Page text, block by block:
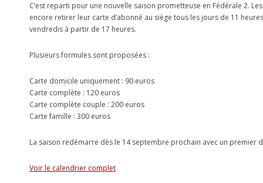
C’est reparti pour une nouvelle saison prometteuse en Fédérale 2.
encore retirer leur carte d’abonné au siège tous les jours de 11
vendredis à partir de 17 heures.
Plusieurs formules sont proposées :
Carte domicile uniquement : 90 euros
Carte complète : 120 euros
Carte complète couple : 200 euros
Carte famille : 300 euros
La saison redémarre dès le 14 septembre prochain avec un premier
Voir le calendrier complet